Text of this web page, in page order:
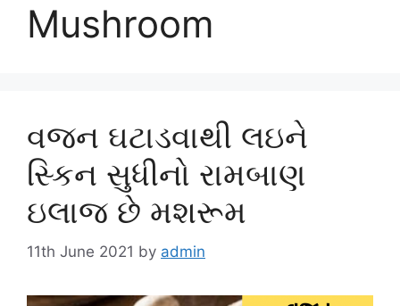
Mushroom
વજન ઘટાડવાથી લઇને
સ્કિન સુધીનો રામબાણ
ઇલાજ છે મશરૂમ
11th June 2021 by admin